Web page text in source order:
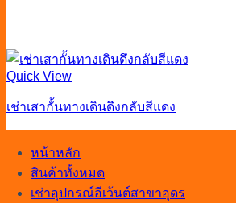
Quick View
เช่าเสากั้นทางเดินดึงกลับสีแดง
หน้าหลัก
สินค้าทั้งหมด
เช่าอุปกรณ์อีเว้นต์สาขาอุดร